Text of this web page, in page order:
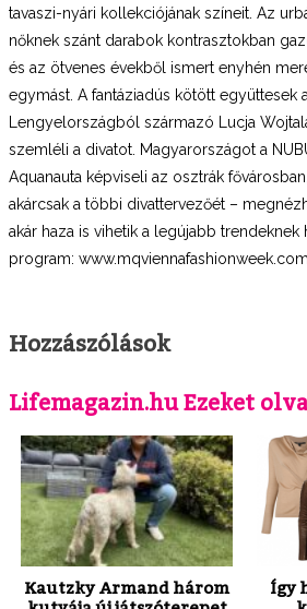
tavaszi-nyári kollekciójának színeit. Az
nőknek szánt darabok kontrasztokban
és az ötvenes évekből ismert enyhén
egymást. A fantáziadús kötött együttesek
Lengyelországból származó Lucja
szemléli a divatot. Magyarországot a
Aquanauta képviseli az osztrák
akárcsak a többi divattervezőét –
akár haza is vihetik a legújabb
program: www.mqviennafashionweek.com
Hozzászólások
Lifemagazin.hu Ezeket
Kautzky Armand három
Így